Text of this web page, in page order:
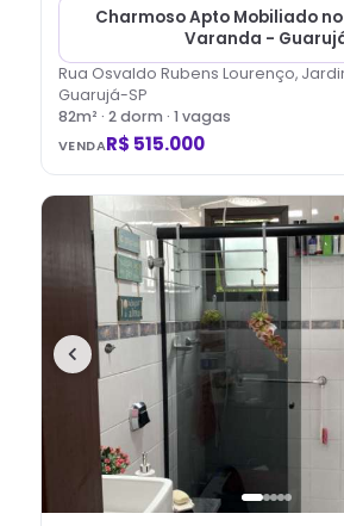
Charmoso Apto Mobiliado
Varanda -
Rua Osvaldo Rubens Lourenço,
Guarujá-SP
82m² · 2dorm · 1 vagas
VENDAR$ 515.000